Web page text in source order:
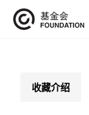
收藏介绍